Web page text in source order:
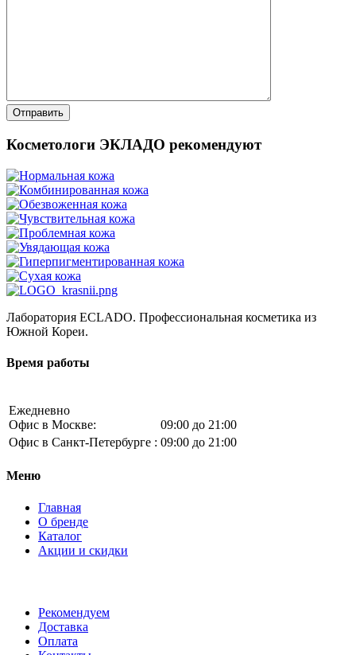
Косметологи ЭКЛАДО рекомендуют
Лаборатория ECLADO. Профессиональная косметика из
Южной Кореи.
Время работы
Ежедневно
Офис в Москве:
09:00 до 21:00
Офис в Санкт-Петербурге : 09:00 до 21:00
Меню
Главная
О бренде
Каталог
Акции и скидки
Рекомендуем
Доставка
Оплата